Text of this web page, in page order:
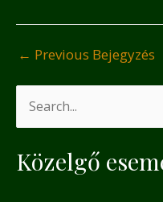
← Previous Bejegyzés
a
Közelgő